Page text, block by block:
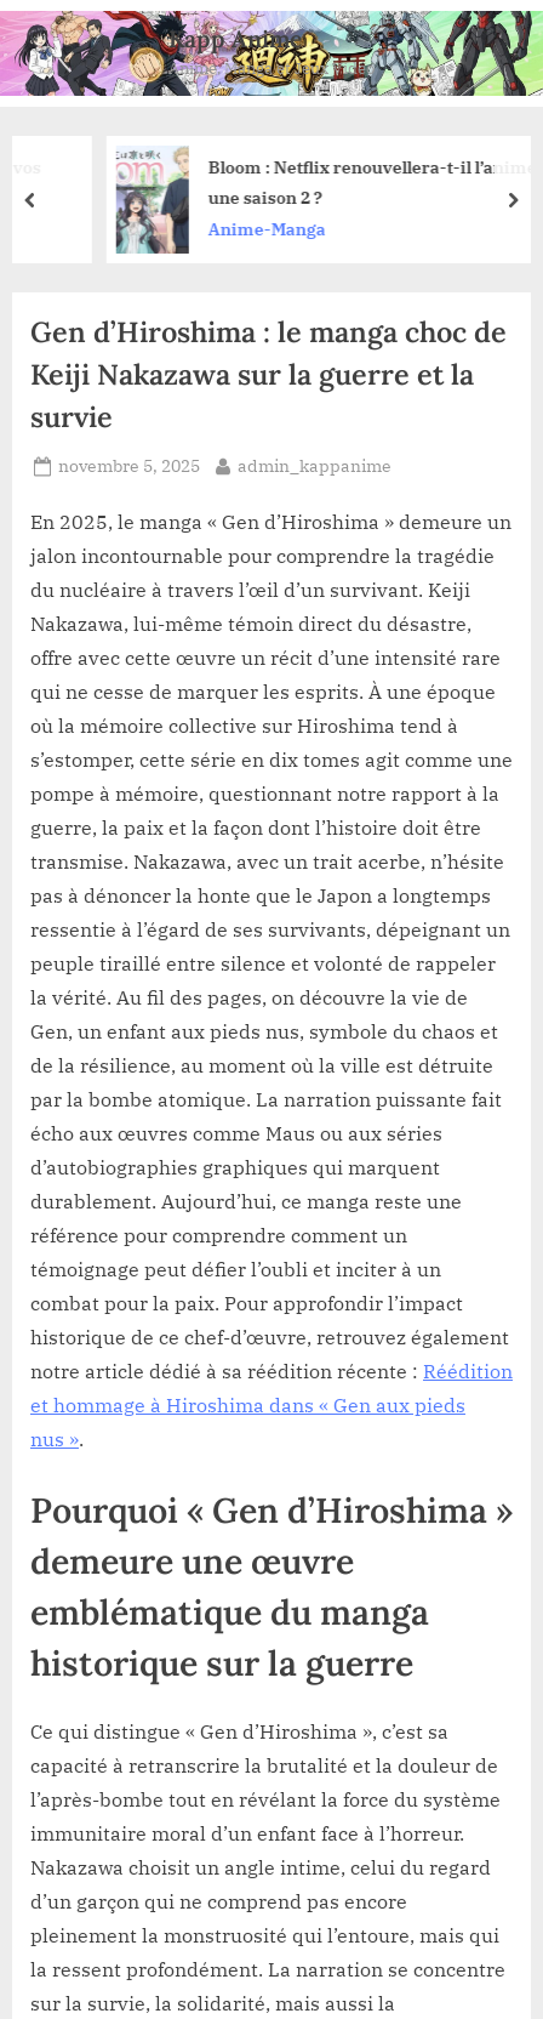
Skip
to
content
Kapp Anime
Anime, Manga et Jeux Vidéo
Bloom : Netflix renouvellera-t-il l’anime pour
une saison 2 ?
Anime-Manga
prev
Gen d’Hiroshima : le manga choc de
Keiji Nakazawa sur la guerre et la
survie
Posted
novembre 5, 2025 By
admin_kappanime
En 2025, le manga « Gen d’Hiroshima » demeure un
jalon incontournable pour comprendre la tragédie
du nucléaire à travers l’œil d’un survivant. Keiji
Nakazawa, lui-même témoin direct du désastre,
offre avec cette œuvre un récit d’une intensité rare
qui ne cesse de marquer les esprits. À une époque
où la mémoire collective sur Hiroshima tend à
s’estomper, cette série en dix tomes agit comme une
pompe à mémoire, questionnant notre rapport à la
guerre, la paix et la façon dont l’histoire doit être
transmise. Nakazawa, avec un trait acerbe, n’hésite
pas à dénoncer la honte que le Japon a longtemps
ressentie à l’égard de ses survivants, dépeignant un
peuple tiraillé entre silence et volonté de rappeler
la vérité. Au fil des pages, on découvre la vie de
Gen, un enfant aux pieds nus, symbole du chaos et
de la résilience, au moment où la ville est détruite
par la bombe atomique. La narration puissante fait
écho aux œuvres comme Maus ou aux séries
d’autobiographies graphiques qui marquent
durablement. Aujourd’hui, ce manga reste une
référence pour comprendre comment un
témoignage peut défier l’oubli et inciter à un
combat pour la paix. Pour approfondir l’impact
historique de ce chef-d’œuvre, retrouvez également
notre article dédié à sa réédition récente : Réédition
et hommage à Hiroshima dans « Gen aux pieds
nus ».
Pourquoi « Gen d’Hiroshima »
demeure une œuvre
emblématique du manga
historique sur la guerre
Ce qui distingue « Gen d’Hiroshima », c’est sa
capacité à retranscrire la brutalité et la douleur de
l’après-bombe tout en révélant la force du système
immunitaire moral d’un enfant face à l’horreur.
Nakazawa choisit un angle intime, celui du regard
d’un garçon qui ne comprend pas encore
pleinement la monstruosité qui l’entoure, mais qui
la ressent profondément. La narration se concentre
sur la survie, la solidarité, mais aussi la